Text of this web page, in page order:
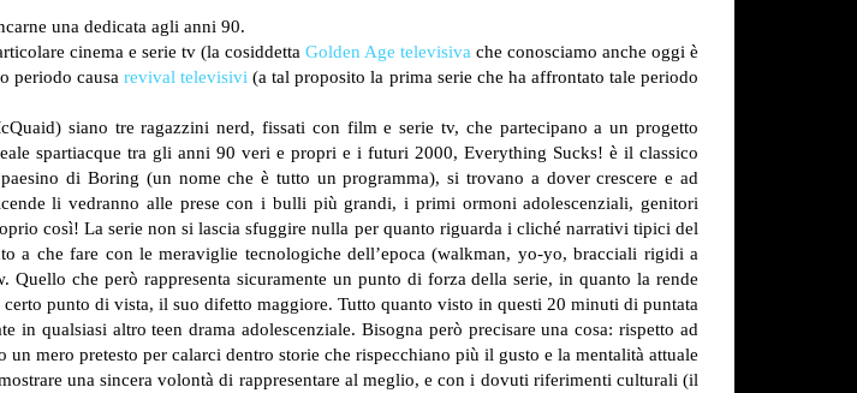
una dedicata agli anni 90.
cinema e serie tv (la cosiddetta Golden Age televisiva che conosciamo anche oggi è
periodo causarevival televisivi (a tal proposito la prima serie che ha affrontato tale periodo
siano tre ragazzini nerd, fissati con film e serie tv, che partecipano a un progetto
spartiacque tra gli anni 90 veri e propri e i futuri 2000, Everything Sucks! è il classico
di Boring (un nome che è tutto un programma), si trovano a dover crescere e ad
li vedranno alle prese con i bulli più grandi, i primi ormoni adolescenziali, genitori
così! La serie non si lascia sfuggire nulla per quanto riguarda i cliché narrativi tipici del
a che fare con le meraviglie tecnologiche dell’epoca (walkman, yo-yo, bracciali rigidi a
Quello che però rappresenta sicuramente un punto di forza della serie, in quanto la rende
punto di vista, il suo difetto maggiore. Tutto quanto visto in questi 20 minuti di puntata
in qualsiasi altro teen drama adolescenziale. Bisogna però precisare una cosa: rispetto ad
mero pretesto per calarci dentro storie che rispecchiano più il gusto e la mentalità attuale
una sincera volontà di rappresentare al meglio, e con i dovuti riferimenti culturali (il